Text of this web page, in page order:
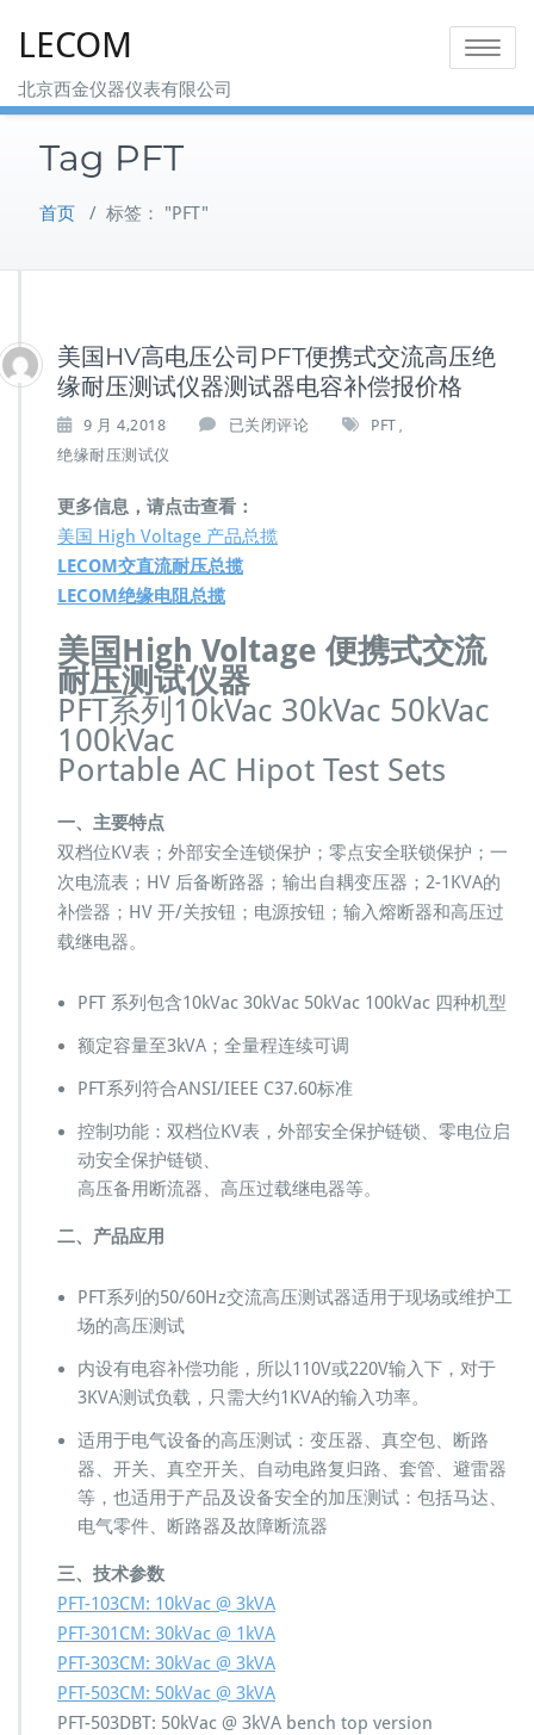
LECOM
北京西金仪器仪表有限公司
Toggle
Tag PFT
首页 / 标签： "PFT"
美国HV高电压公司PFT便携式交流高压绝
缘耐压测试仪器测试器电容补偿报价格
9 月 4,2018
美
V
高
电
压
P
F
T
便
式
交
压
绝
缘
耐
试
器
试
电
补
已关闭评论 PFT
绝缘耐压测试仪
更多信息，请点击查看：
美国 High Voltage 产品总揽
LECOM交直流耐压总揽
LECOM绝缘电阻总揽
美国High Voltage 便携式交流
耐压测试仪器
PFT系列10kVac 30kVac 50kVac
100kVac
Portable AC Hipot Test Sets
一、主要特点
双档位KV表；外部安全连锁保护；零点安全联锁保护；一
次电流表；HV 后备断路器；输出自耦变压器；2-1KVA的
补偿器；HV 开/关按钮；电源按钮；输入熔断器和高压过
载继电器。
PFT 系列包含10kVac 30kVac 50kVac 100kVac 四种机型
额定容量至3kVA；全量程连续可调
PFT系列符合ANSI/IEEE C37.60标准
控制功能：双档位KV表，外部安全保护链锁、零电位启
动安全保护链锁、
高压备用断流器、高压过载继电器等。
二、产品应用
PFT系列的50/60Hz交流高压测试器适用于现场或维护工
场的高压测试
内设有电容补偿功能，所以110V或220V输入下，对于
3KVA测试负载，只需大约1KVA的输入功率。
适用于电气设备的高压测试：变压器、真空包、断路
器、开关、真空开关、自动电路复归路、套管、避雷器
等，也适用于产品及设备安全的加压测试：包括马达、
电气零件、断路器及故障断流器
三、技术参数
PFT-103CM: 10kVac @ 3kVA
PFT-301CM: 30kVac @ 1kVA
PFT-303CM: 30kVac @ 3kVA
PFT-503CM: 50kVac @ 3kVA
PFT-503DBT: 50kVac @ 3kVA bench top version